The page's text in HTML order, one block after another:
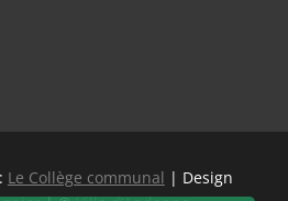
Le Collège communal | Design